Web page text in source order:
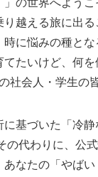
越える旅に出
に悩みの種とな
たいけど、何
社会人・学生の
基づいた「冷
の代わりに、公
なたの「やば